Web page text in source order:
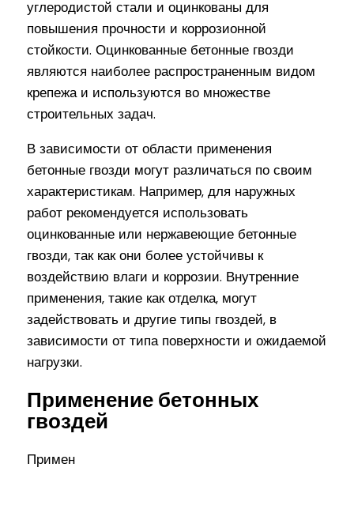
углеродистой стали и оцинкованы для
повышения прочности и коррозионной
стойкости. Оцинкованные бетонные гвозди
являются наиболее распространенным видом
крепежа и используются во множестве
строительных задач.
В зависимости от области применения
бетонные гвозди могут различаться по своим
характеристикам. Например, для наружных
работ рекомендуется использовать
оцинкованные или нержавеющие бетонные
гвозди, так как они более устойчивы к
воздействию влаги и коррозии. Внутренние
применения, такие как отделка, могут
задействовать и другие типы гвоздей, в
зависимости от типа поверхности и ожидаемой
нагрузки.
Применение бетонных
гвоздей
Примен